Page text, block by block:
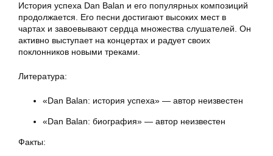
История успеха Dan Balan и его популярных композиций
продолжается. Его песни достигают высоких мест в
чартах и завоевывают сердца множества слушателей. Он
активно выступает на концертах и радует своих
поклонников новыми треками.
Литература:
«Dan Balan: история успеха» — автор неизвестен
«Dan Balan: биография» — автор неизвестен
Факты: